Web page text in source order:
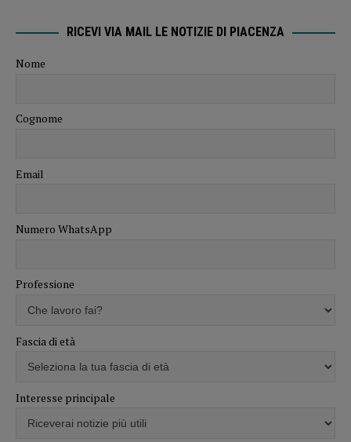
RICEVI VIA MAIL LE NOTIZIE DI PIACENZA
Nome
Cognome
Email
Numero WhatsApp
Professione
Fascia di età
Interesse principale